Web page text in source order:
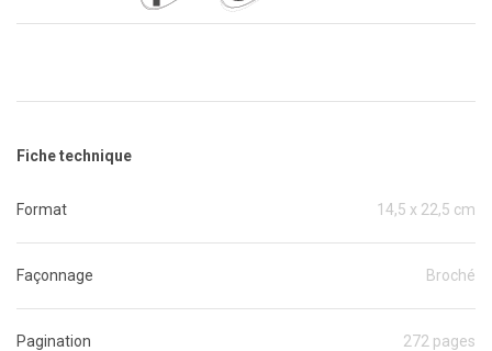
Fiche technique
Format 14,5 x 22,5 cm
Façonnage Broché
Pagination 272 pages